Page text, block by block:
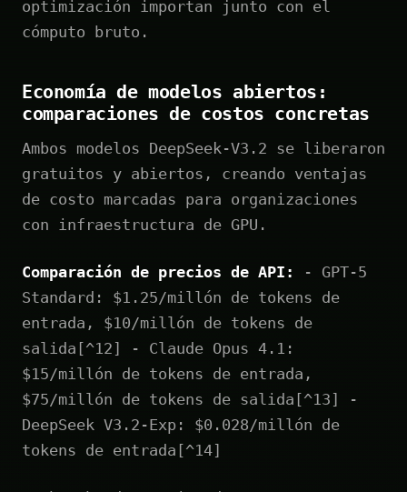
optimización importan junto con el
cómputo bruto.
Economía de modelos abiertos:
comparaciones de costos concretas
Ambos modelos DeepSeek-V3.2 se liberaron
gratuitos y abiertos, creando ventajas
de costo marcadas para organizaciones
con infraestructura de GPU.
Comparación de precios de API:
- GPT-5
Standard: $1.25/millón de tokens de
entrada, $10/millón de tokens de
salida[^12] - Claude Opus 4.1:
$15/millón de tokens de entrada,
$75/millón de tokens de salida[^13] -
DeepSeek V3.2-Exp: $0.028/millón de
tokens de entrada[^14]